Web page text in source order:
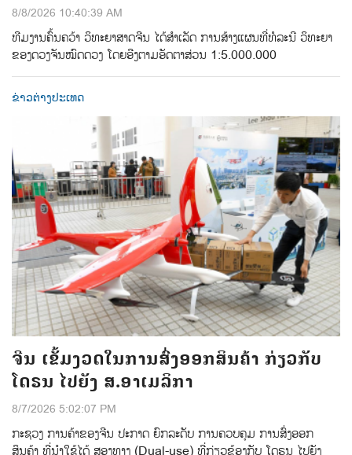
8/8/2026 10:40:39 AM
ທີມ​ງານ​ຄົ້ນ​ຄວ້າ ​ວິ​ທະ​ຍາ​ສາດ​ຈີນ​ ໄດ້​ສຳ​ເລັດ ​ການ​​ສ້າງ​ແຜນ​ທີ່​ທໍ​ລະ​ນີ​ ວິ​ທະ​ຍາ
ຂອງ​ດວງ​ຈັນ​ໝົດ​ດວງ​ ໂດຍ​ອີງ​ຕາມ​ອັດ​ຕາ​ສ່ວນ 1:5.000.000
ຂ່າວຕ່າງປະເທດ
ຈີນ ເຂັ້ມງວດໃນການສົ່ງອອກສິນຄ້າ ກ່ຽວກັບ
ໂດຣນ ໄປຍັງ ສ.ອາເມລິກາ
8/7/2026 5:02:07 PM
ກະຊວງ ການຄ້າຂອງຈີນ ປະກາດ ຍົກລະດັບ ການຄວບຄຸມ ການສົ່ງອອກ